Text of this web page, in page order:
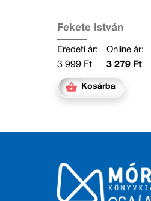
Fekete István
Eredeti ár:
3 999 Ft
Online ár:
3 279 Ft
Kosárba